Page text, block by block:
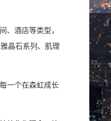
酒店等类型，
晶石系列、肌理
一个在森虹成长